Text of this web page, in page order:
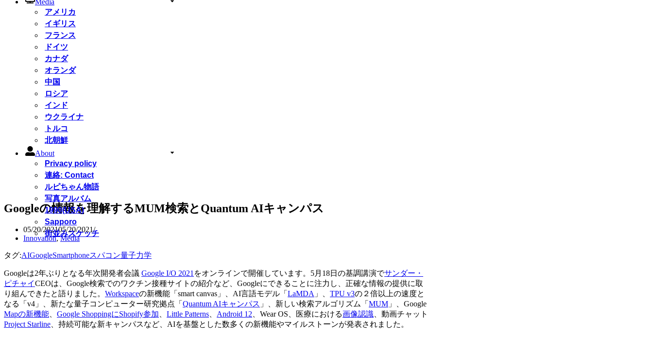
Media
アメリカ
イギリス
フランス
ドイツ
カナダ
オランダ
中国
ロシア
インド
ウクライナ
トルコ
北朝鮮
About
Privacy policy
連絡: Contact
ルピちゃん物語
写真アルバム
1990(USA)
Sapporo
街並みスケッチ
Googleの情報を理解するMUM検索とQuantum AIキャンパス
05/20/202105/20/2021
Innovation,Media
タグ:AIGoogleSmartphoneスパコン量子力学
Googleは2年ぶりとなる年次開発者会議 Google I/O 2021をオンラインで開催しています。5月18日の基調講演でサンダー・
ピチャイCEOは、Google検索でのワクチン接種サイトの紹介など、Googleにできることに注力し、正確な情報の提供に取
り組んできたと語りました。 Workspaceの新機能「smart canvas」、AI言語モデル「 LaMDA 」、 TPU v3の２倍以上の速度と
なる「v4」、新たな量子コンピューター研究拠点「 Quantum AIキャンパス 」、新しい検索アルゴリズム「 MUM 」、Google
Mapの新機能、 Google ShoppingにShopify参加、 Little Patterns、 Android 12、Wear OS、医療における画像認識、動画チャット
Project Starline、持続可能な新キャンパスなど、AIを基盤とした数多くの新機能やマイルストーンが発表されました。